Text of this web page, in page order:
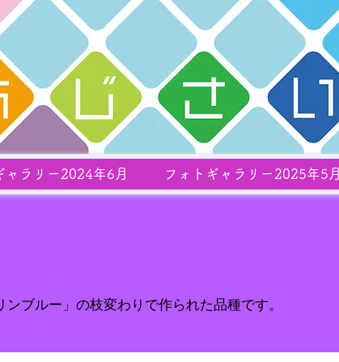
ャラリー2024年6月 フォトギャラリー2025年5月
ブルー」の枝変わりで作られた品種です。